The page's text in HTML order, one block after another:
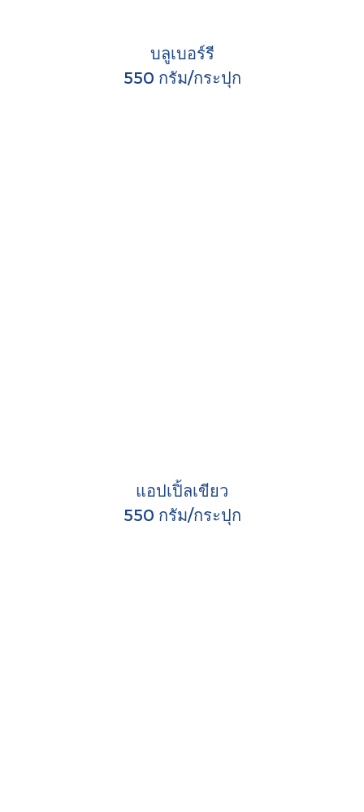
บลูเบอร์รี
550 กรัม/กระปุก
แอปเปิ้ลเขียว
550 กรัม/กระปุก